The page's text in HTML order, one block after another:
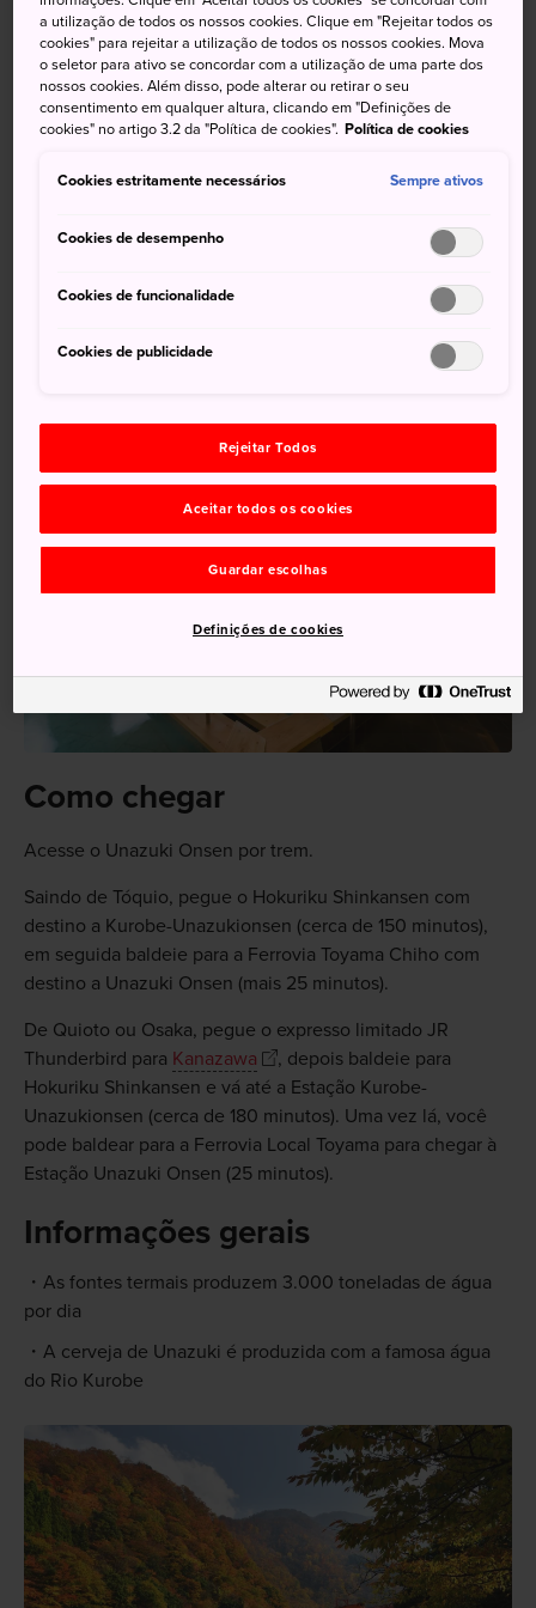
abundância e oferece belas paisagens sazonais, frutos do
mar locais e produtos provenientes das montanhas.
Como chegar
Acesse o Unazuki Onsen por trem.
Saindo de Tóquio, pegue o Hokuriku Shinkansen com
destino a Kurobe-Unazukionsen (cerca de 150 minutos),
em seguida baldeie para a Ferrovia Toyama Chiho com
destino a Unazuki Onsen (mais 25 minutos).
De Quioto ou Osaka, pegue o expresso limitado JR
Thunderbird para Kanazawa
, depois baldeie para
Hokuriku Shinkansen e vá até a Estação Kurobe-
Unazukionsen (cerca de 180 minutos). Uma vez lá, você
pode baldear para a Ferrovia Local Toyama para chegar à
Estação Unazuki Onsen (25 minutos).
Informações gerais
As fontes termais produzem 3.000 toneladas de água
por dia
A cerveja de Unazuki é produzida com a famosa água
do Rio Kurobe
a utilização de todos os nossos cookies. Clique em "Rejeitar todos os
cookies" para rejeitar a utilização de todos os nossos cookies. Mova
o seletor para ativo se concordar com a utilização de uma parte dos
nossos cookies. Além disso, pode alterar ou retirar o seu
consentimento em qualquer altura, clicando em "Definições de
cookies" no artigo 3.2 da "Política de cookies". Política de cookies
Cookies estritamente necessários Sempre ativos
Cookies de desempenho
Cookies de funcionalidade
Cookies de publicidade
Rejeitar Todos
Aceitar todos os cookies
Guardar escolhas
Definições de cookies